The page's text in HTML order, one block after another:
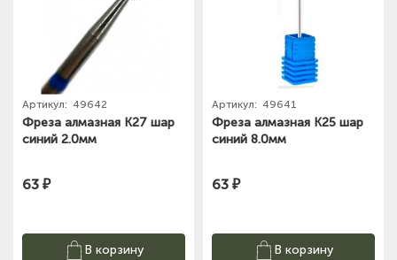
Артикул: 49642
Фреза алмазная К27 шар
синий 2.0мм
63 ₽
В корзину
Артикул: 49641
Фреза алмазная К25 шар
синий 8.0мм
63 ₽
В корзину